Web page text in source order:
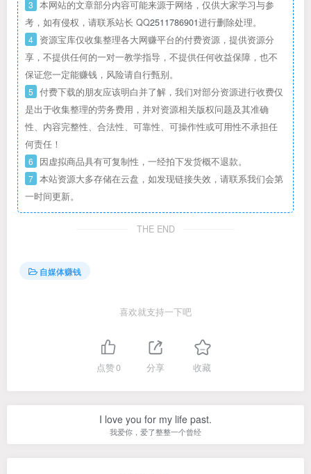
3 本网站的文章部分内容可能来源于网络，仅供大家学习与参
考，如有侵权，请联系站长 QQ2511786901进行删除处理。
4 资源宝库仅收集整理各大网赚平台的付费资源，提供资源分
享，不提供任何的一对一教学指导，不提供任何收益保障，也不
保证您一定能赚钱，风险请自行甄别。
5 付费下载的朋友应该明白并了解，我们对部分资源进行收费仅
是出于收集整理的劳务费用，并对资源相关版权问题及其准确
性、内容完整性、合法性、可靠性、可操作性或可用性不承担任
何责任！
6 因虚拟商品具有可复制性，一经拍下发货概不退款。
7 本站资源大多存储在云盘，如发现链接失效，请联系我们会第
一时间更新。
THE END
自媒体赚钱
喜欢就支持一下吧
点赞0 分享 收藏
I love you for my life past.
我爱你，爱了整整一个曾经